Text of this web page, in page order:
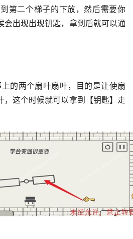
第二个梯子的下放，然后需要你
会出现出现钥匙，拿到后就可以通
的两个扇叶扇叶，目的是让使扇
，这个时候就可以拿到【钥匙】走